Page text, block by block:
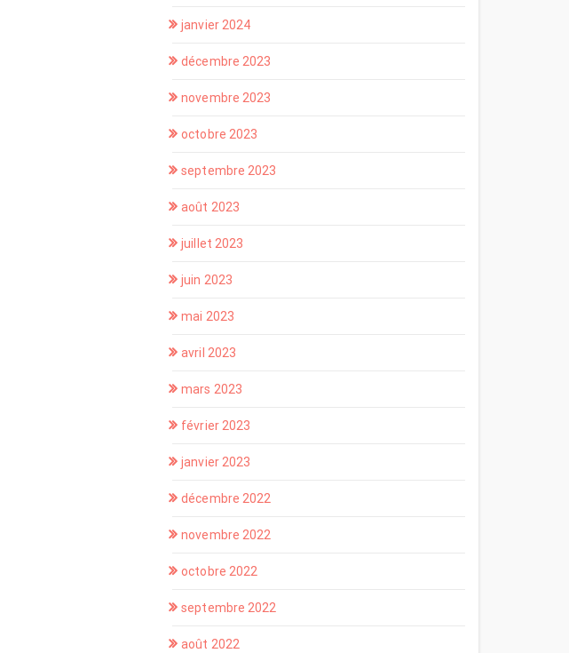
janvier 2024
décembre 2023
novembre 2023
octobre 2023
septembre 2023
août 2023
juillet 2023
juin 2023
mai 2023
avril 2023
mars 2023
février 2023
janvier 2023
décembre 2022
novembre 2022
octobre 2022
septembre 2022
août 2022